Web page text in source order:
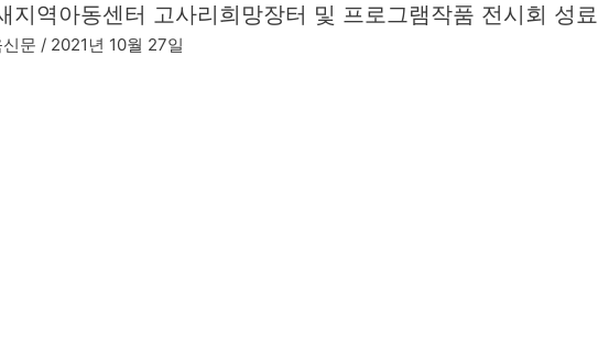
지역아동센터 고사리희망장터 및 프로그램작품 전시회 성료
문 / 2021년 10월 27일